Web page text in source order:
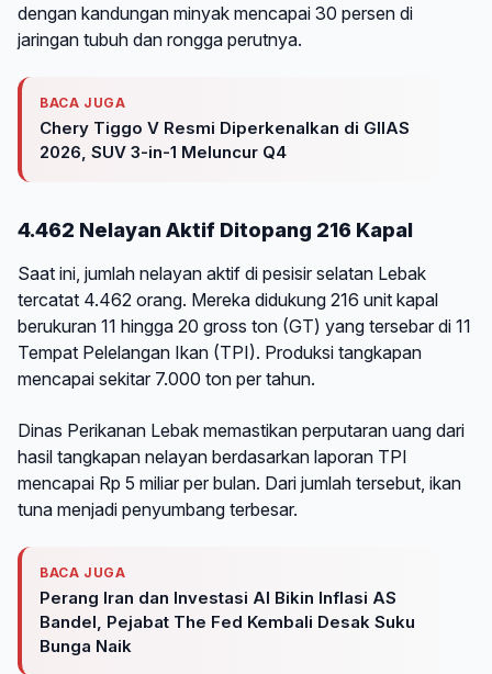
dengan kandungan minyak mencapai 30 persen di
jaringan tubuh dan rongga perutnya.
BACA JUGA
Chery Tiggo V Resmi Diperkenalkan di GIIAS
2026, SUV 3-in-1 Meluncur Q4
4.462 Nelayan Aktif Ditopang 216 Kapal
Saat ini, jumlah nelayan aktif di pesisir selatan Lebak
tercatat 4.462 orang. Mereka didukung 216 unit kapal
berukuran 11 hingga 20 gross ton (GT) yang tersebar di 11
Tempat Pelelangan Ikan (TPI). Produksi tangkapan
mencapai sekitar 7.000 ton per tahun.
Dinas Perikanan Lebak memastikan perputaran uang dari
hasil tangkapan nelayan berdasarkan laporan TPI
mencapai Rp 5 miliar per bulan. Dari jumlah tersebut, ikan
tuna menjadi penyumbang terbesar.
BACA JUGA
Perang Iran dan Investasi AI Bikin Inflasi AS
Bandel, Pejabat The Fed Kembali Desak Suku
Bunga Naik